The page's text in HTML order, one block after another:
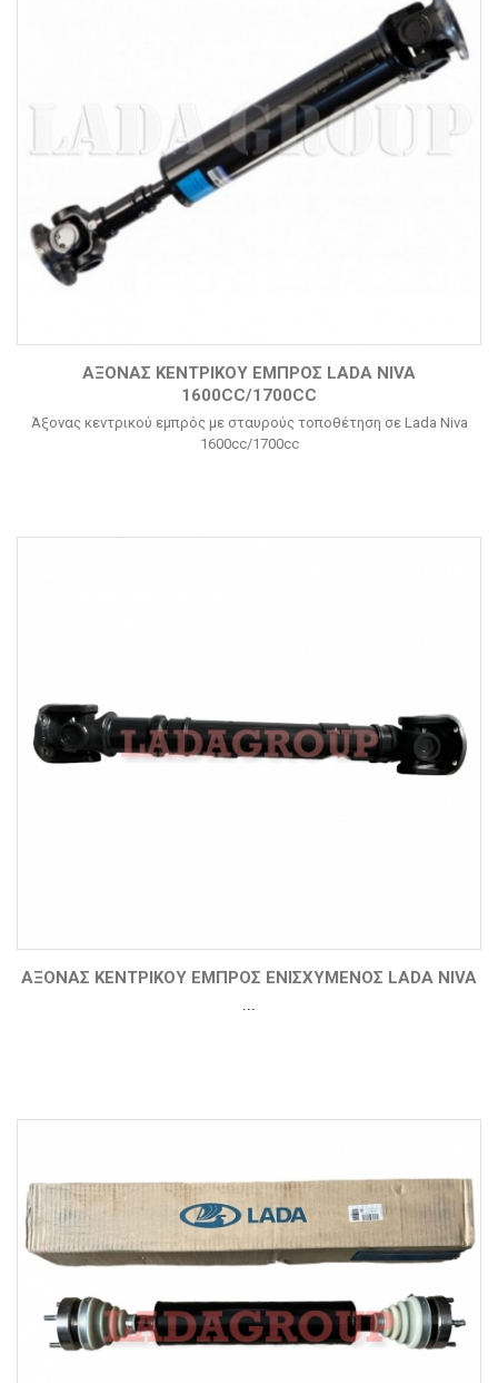
ΆΞΟΝΑΣ ΚΕΝΤΡΙΚΟΎ ΕΜΠΡΌΣ LADA NIVA
1600CC/1700CC
Άξονας κεντρικού εμπρός με σταυρούς τοποθέτηση σε Lada Niva
1600cc/1700cc
ΑΞΟΝΑΣ ΚΕΝΤΡΙΚΟΥ ΕΜΠΡΟΣ ΕΝΙΣΧΥΜΕΝΟΣ LADA NIVA
...